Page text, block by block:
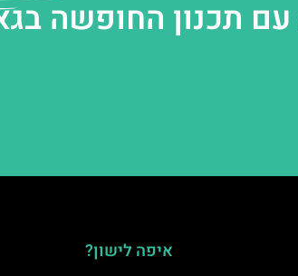
עם תכנון החופשה
איפה לישון?